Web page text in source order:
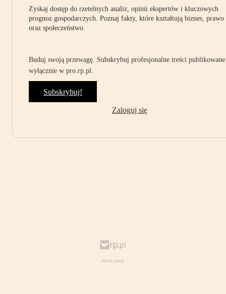
Zyskaj dostęp do rzetelnych analiz, opinii ekspertów i kluczowych
prognoz gospodarczych. Poznaj fakty, które kształtują biznes, prawo
oraz społeczeństwo.
Buduj swoją przewagę. Subskrybuj profesjonalne treści publikowane
wyłącznie w pro.rp.pl.
Subskrybuj!
Zaloguj się